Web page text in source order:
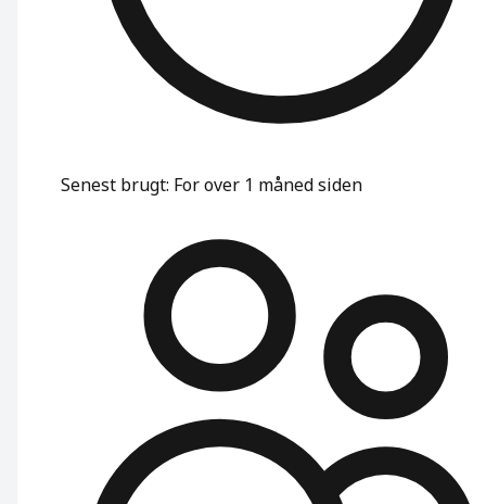
Senest brugt: For over 1 måned siden